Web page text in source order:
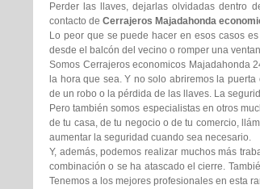
Perder las llaves, dejarlas olvidadas dentro
contacto de Cerrajeros Majadahonda
Lo peor que se puede hacer en esos casos
desde el balcón del vecino o romper una
Somos Cerrajeros economicos Majadahonda
la hora que sea. Y no solo abriremos la
de un robo o la pérdida de las llaves. La
Pero también somos especialistas en otros
de tu casa, de tu negocio o de tu comercio,
aumentar la seguridad cuando sea necesario.
Y, además, podemos realizar muchos más
combinación o se ha atascado el cierre.
Tenemos a los mejores profesionales en esta